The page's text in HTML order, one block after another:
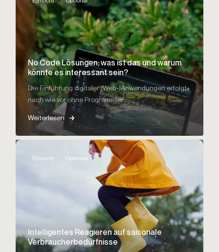
No Code Lösungen; was ist das und warum
könnte es interessant sein?
Die Einführung digitaler (Web-)Anwendungen erfolgt
nach wie vor ohne Programmier...
Weiterlesen
Einsicht Optional
Intelligentes Reagieren auf saisonale
Verbraucherbedürfnisse